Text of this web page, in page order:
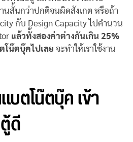
านสั้นกว่าปกติจนผิดสังเกต หรือถ้า
กับ Design Capacity ไปคำนวน
แล้วทั้งสองค่าต่างกันเกิน 25%
โน๊ตบุ๊คไปเลย จะทำให้เราใช้งาน
บตโน๊ตบุ๊ค เข้า
ดี